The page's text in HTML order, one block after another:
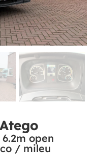
open
/ mileu